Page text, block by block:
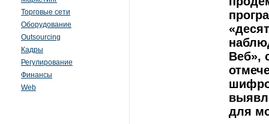
Торговые сети
Оборудование
Outsourcing
Кадры
Регулирование
Финансы
Web
Веб»,
для